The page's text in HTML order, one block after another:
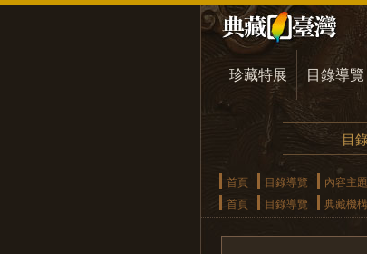
珍藏特展 目錄導覽
目
首頁 目錄導覽 內容主題
首頁
目錄導覽 典藏機